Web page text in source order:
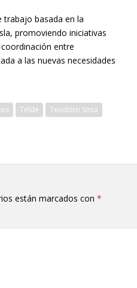
trabajo basada en la
promoviendo iniciativas
entre
a las nuevas necesidades
Telde
Teodoro Sosa
están marcados con *